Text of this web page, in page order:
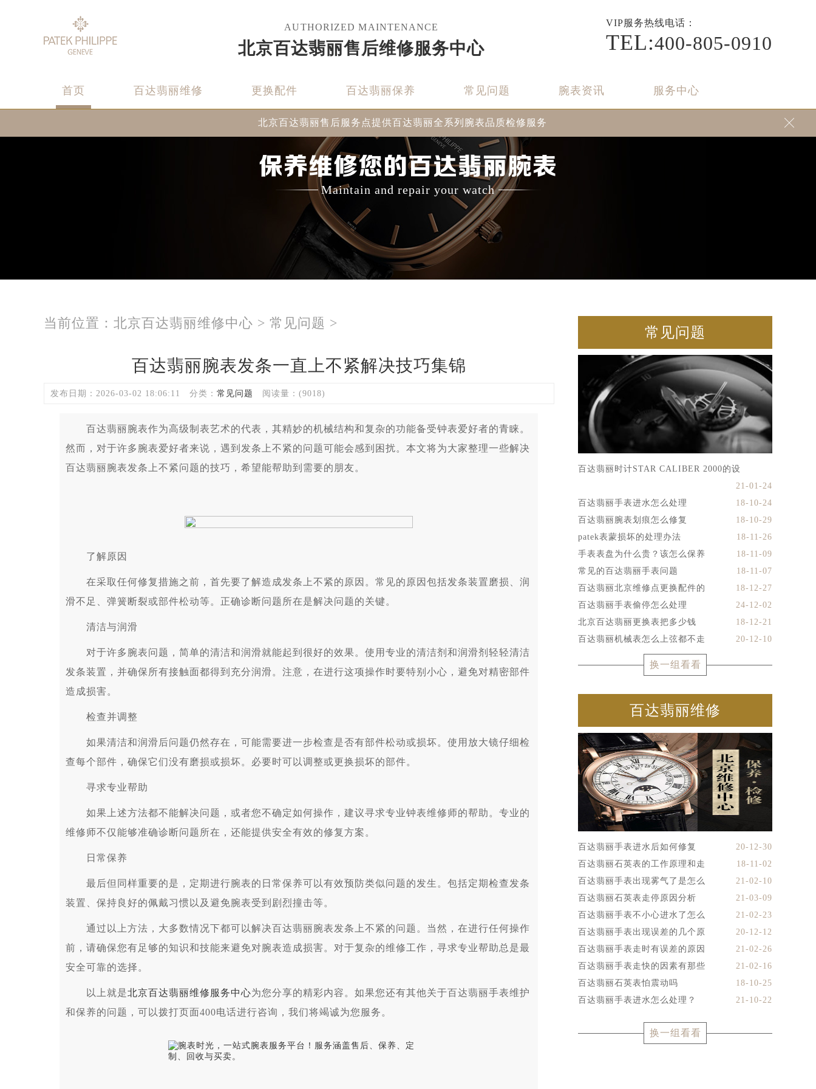
AUTHORIZED MAINTENANCE
北京百达翡丽售后维修服务中心
VIP服务热线电话：
TEL:400-805-0910
首页 百达翡丽维修 更换配件 百达翡丽保养 常见问题 腕表资讯 服务中心
北京百达翡丽售后服务点提供百达翡丽全系列腕表品质检修服务 
保养维修您的百达翡丽腕表
Maintain and repair your watch
当前位置： 北京百达翡丽维修中心 > 常见问题 >
百达翡丽腕表发条一直上不紧解决技巧集锦
发布日期：2026-03-02 18:06:11 分类： 常见问题 阅读量：(9018)
百达翡丽腕表作为高级制表艺术的代表，其精妙的机械结构和复杂的功能备受钟表爱好者的青睐。
然而，对于许多腕表爱好者来说，遇到发条上不紧的问题可能会感到困扰。本文将为大家整理一些解决
百达翡丽腕表发条上不紧问题的技巧，希望能帮助到需要的朋友。
了解原因
在采取任何修复措施之前，首先要了解造成发条上不紧的原因。常见的原因包括发条装置磨损、润
滑不足、弹簧断裂或部件松动等。正确诊断问题所在是解决问题的关键。
清洁与润滑
对于许多腕表问题，简单的清洁和润滑就能起到很好的效果。使用专业的清洁剂和润滑剂轻轻清洁
发条装置，并确保所有接触面都得到充分润滑。注意，在进行这项操作时要特别小心，避免对精密部件
造成损害。
检查并调整
如果清洁和润滑后问题仍然存在，可能需要进一步检查是否有部件松动或损坏。使用放大镜仔细检
查每个部件，确保它们没有磨损或损坏。必要时可以调整或更换损坏的部件。
寻求专业帮助
如果上述方法都不能解决问题，或者您不确定如何操作，建议寻求专业钟表维修师的帮助。专业的
维修师不仅能够准确诊断问题所在，还能提供安全有效的修复方案。
日常保养
最后但同样重要的是，定期进行腕表的日常保养可以有效预防类似问题的发生。包括定期检查发条
装置、保持良好的佩戴习惯以及避免腕表受到剧烈撞击等。
通过以上方法，大多数情况下都可以解决百达翡丽腕表发条上不紧的问题。当然，在进行任何操作
前，请确保您有足够的知识和技能来避免对腕表造成损害。对于复杂的维修工作，寻求专业帮助总是最
安全可靠的选择。
以上就是北京百达翡丽维修服务中心为您分享的精彩内容。如果您还有其他关于百达翡丽手表维护
和保养的问题，可以拨打页面400电话进行咨询，我们将竭诚为您服务。
常见问题
百达翡丽时计STAR CALIBER 2000的设
21-01-24
百达翡丽手表进水怎么处理
18-10-24
百达翡丽腕表划痕怎么修复
18-10-29
patek表蒙损坏的处理办法
18-11-26
手表表盘为什么贵？该怎么保养
18-11-09
常见的百达翡丽手表问题
18-11-07
百达翡丽北京维修点更换配件的
18-12-27
百达翡丽手表偷停怎么处理
24-12-02
北京百达翡丽更换表把多少钱
18-12-21
百达翡丽机械表怎么上弦都不走
20-12-10
换一组看看
百达翡丽维修
百达翡丽手表进水后如何修复
20-12-30
百达翡丽石英表的工作原理和走
18-11-02
百达翡丽手表出现雾气了是怎么
21-02-10
百达翡丽石英表走停原因分析
21-03-09
百达翡丽手表不小心进水了怎么
21-02-23
百达翡丽手表出现误差的几个原
20-12-12
百达翡丽手表走时有误差的原因
21-02-26
百达翡丽手表走快的因素有那些
21-02-16
百达翡丽石英表怕震动吗
18-10-25
百达翡丽手表进水怎么处理？
21-10-22
换一组看看